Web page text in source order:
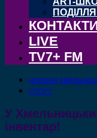
LIVE
TV7+ FM
НОВИНИ
СПОРТ
У
інвентар!